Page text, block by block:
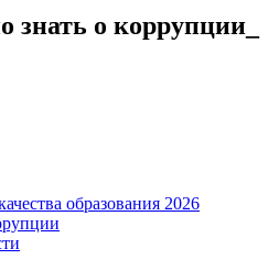
о коррупции_
образования 2026